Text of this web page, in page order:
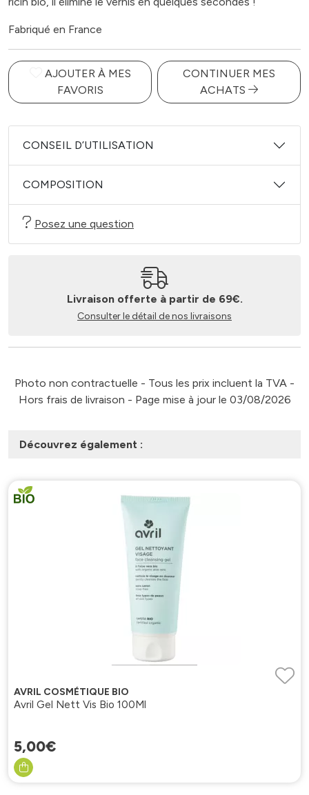
Fabriqué en France
AJOUTER À MES
FAVORIS
CONTINUER MES
ACHATS
CONSEIL D’UTILISATION
COMPOSITION
Posez une question
Livraison offerte à partir de 69€.
Consulter le détail de nos livraisons
Photo non contractuelle - Tous les prix incluent la TVA -
Hors frais de livraison - Page mise à jour le 03/08/2026
Découvrez également :
AVRIL COSMÉTIQUE BIO
Avril Gel Nett Vis Bio 100Ml
5,00€